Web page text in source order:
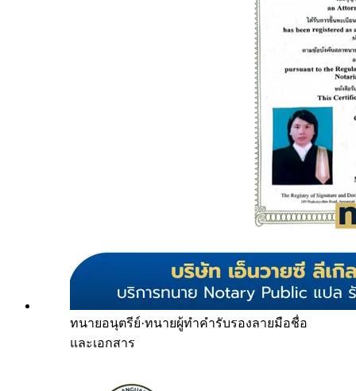
ทนายอนุตรีย์·ทนายผู้ทำคำรับรองลายมือชื่อ
และเอกสาร